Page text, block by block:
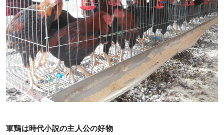
軍鶏は時代小説の主人公の好物